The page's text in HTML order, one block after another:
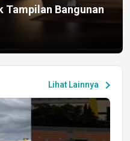
Tampilan Bangunan
Lihat Lainnya chevron_right